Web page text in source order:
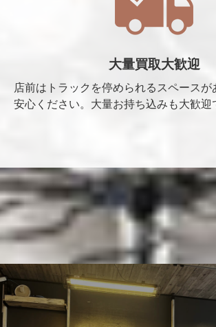
大量買取大歓迎
店前はトラックを停められるスペースが
安心ください。大量お持ち込みも大歓迎